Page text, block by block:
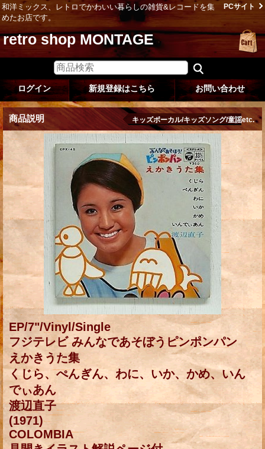
和洋ミックス、レトロでかわいい暮らしの雑貨&レコードを集
めたお店です。
PCサイト
retro shop MONTAGE
ログイン 新規登録はこちら お問い合わせ
商品説明 キッズボーカル/キッズソング/童謡etc.
EP/7"/Vinyl/Single
フジテレビ みんなであそぼうピンポンパン
えかきうた集
くじら、ぺんぎん、わに、いか、かめ、いん
でぃあん
渡辺直子
(1971)
COLOMBIA